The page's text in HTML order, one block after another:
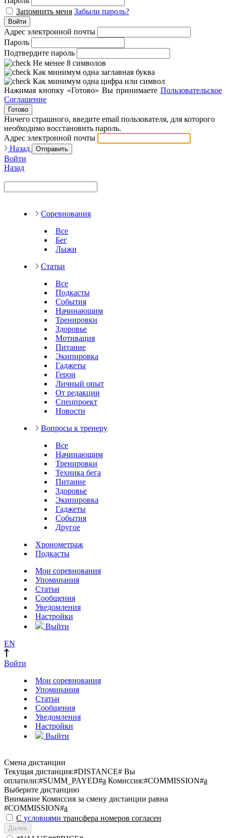
Запомнить меня Забыли пароль?
Войти
Адрес электронной почты
Пароль
Подтвердите пароль
Не менее 8 символов
Как минимум одна заглавная буква
Как минимум одна цифра или символ
Нажимая кнопку «Готово» Вы принимаете Пользовательское
Соглашение
Готово
Ничего страшного, введите email пользователя, для которого
необходимо восстановить пароль.
Адрес электронной почты
Назад
Отправить
Войти
Назад
Соревнования
Все
Бег
Лыжи
Статьи
Все
Подкасты
События
Начинающим
Тренировки
Здоровье
Мотивация
Питание
Экипировка
Гаджеты
Герои
Личный опыт
От редакции
Спецпроект
Новости
Вопросы к тренеру
Все
Начинающим
Тренировки
Техника бега
Питание
Здоровье
Экипировка
Гаджеты
События
Другое
Хронометраж
Подкасты
Мои соревнования
Упоминания
Статьи
Сообщения
Уведомления
Настройки
Выйти
EN
Войти
Мои соревнования
Упоминания
Статьи
Сообщения
Уведомления
Настройки
Выйти
Смена дистанции
Текущая дистанция:#DISTANCE# Вы
оплатили:#SUMM_PAYED#a Комиссия:#COMMISSION#a
Выберите дистанцию
Внимание Комиссия за смену дистанции равна
#COMMISSION#a
С условиями трансфера номеров согласен
Далее